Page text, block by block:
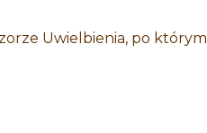
Uwielbienia, po którym